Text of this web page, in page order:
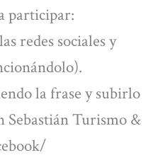
participar:
redes sociales y
la frase y subirlo
Sebastián Turismo &